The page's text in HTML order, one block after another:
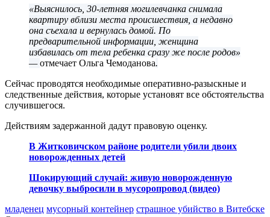
«Выяснилось, 30-летняя могилевчанка снимала
квартиру вблизи места происшествия, а недавно
она съехала и вернулась домой. По
предварительной информации, женщина
избавилась от тела ребенка сразу же после родов»
—отмечает Ольга Чемоданова.
Сейчас проводятся необходимые оперативно-разыскные и
следственные действия, которые установят все обстоятельства
случившегося.
Действиям задержанной дадут правовую оценку.
В Житковичском районе родители убили двоих
новорожденных детей
Шокирующий случай: живую новорожденную
девочку выбросили в мусоропровод (видео)
младенец мусорный контейнер страшное убийство в Витебске